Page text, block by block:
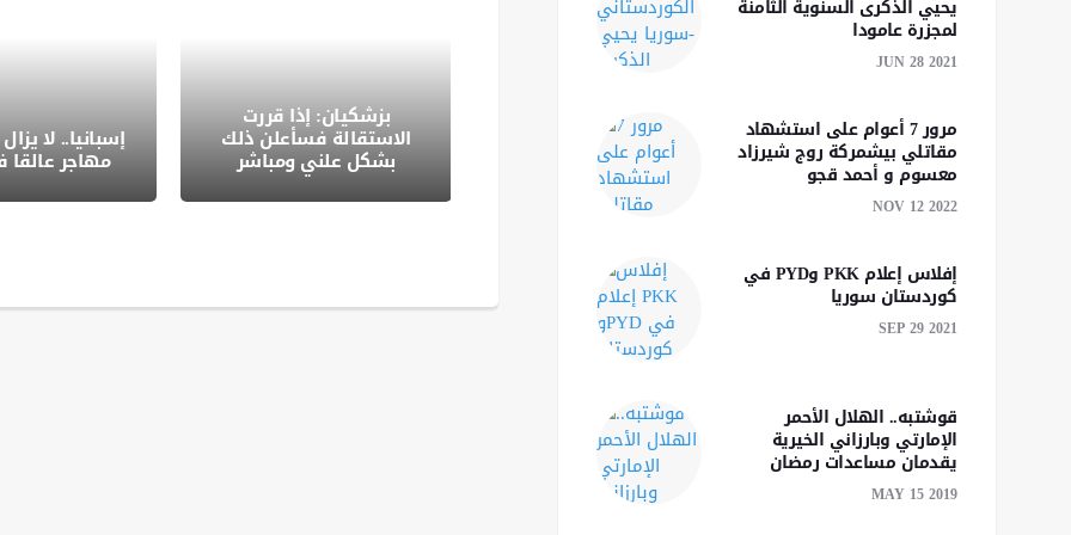
مهاجر
بزشكيان: إذا قررت
الاستقالة فسأعلن ذلك
بشكل علني ومباشر
أمريكا تعلن قرب التوصل
إلى اتفاق مع إيران لإعادة
فتح مضيق هرمز
"25" ولاية أمريكية ترفع
دعوة قضائية ضد إدارة
ترامب
يحيي الذكرى السنوية الثامنة
لمجزرة عامودا
JUN 28 2021
مرور 7 أعوام على استشهاد
مقاتلي بيشمركة روج شيرزاد
معسوم و أحمد قجو
NOV 12 2022
إفلاس إعلام PKK وPYD في
كوردستان سوريا
SEP 29 2021
قوشتبه.. الهلال الأحمر
الإمارتي وبارزاني الخيرية
يقدمان مساعدات رمضان
MAY 15 2019